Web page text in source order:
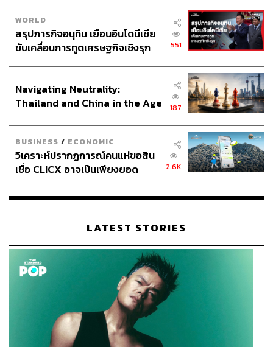
WORLD
สรุปภารกิจอนุทิน เยือนอินโดนีเซีย
ขับเคลื่อนการทูตเศรษฐกิจเชิงรุก
551
Navigating Neutrality:
Thailand and China in the Age
187
BUSINESS / ECONOMIC
วิเคราะห์ปรากฏการณ์คนแห่ขอสิน
เชื่อ CLICX อาจเป็นเพียงยอด
เรือนไทยที่ถูกซุกไว้
2.6K
LATEST STORIES